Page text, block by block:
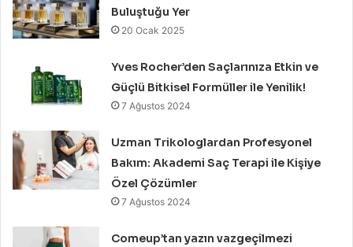
Buluştuğu Yer
20 Ocak 2025
Yves Rocher’den Saçlarınıza Etkin ve
Güçlü Bitkisel Formüller ile Yenilik!
7 Ağustos 2024
Uzman Trikologlardan Profesyonel
Bakım: Akademi Saç Terapi ile Kişiye
Özel Çözümler
7 Ağustos 2024
Comeup’tan yazın vazgeçilmezi